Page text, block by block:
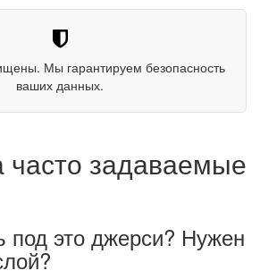
Мы гарантируем безопасность
ваших данных.
часто задаваемые
под это джерси? Нужен